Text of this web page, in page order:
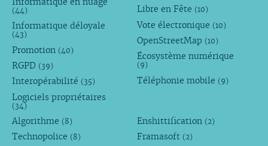
(44)
Informatique déloyale
(43)
Promotion (40)
RGPD (39)
Interopérabilité (35)
Logiciels propriétaires
(34)
Libre en Fête (10)
Vote électronique (10)
OpenStreetMap (10)
Écosystème numérique
(9)
Téléphonie mobile (9)
Algorithme (8)
Technopolice (8)
Enshittification (2)
Framasoft (2)